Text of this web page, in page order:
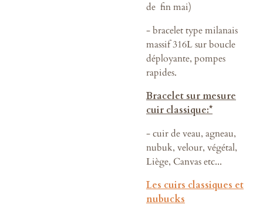
de fin mai)
- bracelet type milanais
massif 316L sur boucle
déployante, pompes
rapides.
Bracelet sur mesure
cuir classique:*
- cuir de veau, agneau,
nubuk, velour, végétal,
Liège, Canvas etc...
Les cuirs classiques et
nubucks